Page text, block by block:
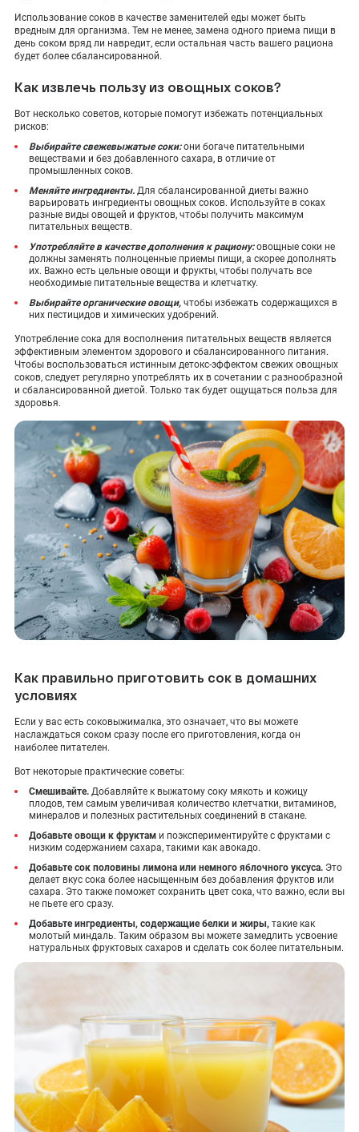
Использование соков в качестве заменителей еды может быть
вредным для организма. Тем не менее, замена одного приема пищи в
день соком вряд ли навредит, если остальная часть вашего рациона
будет более сбалансированной.
Как извлечь пользу из овощных соков?
Вот несколько советов, которые помогут избежать потенциальных
рисков:
Выбирайте свежевыжатые соки:они богаче питательными
веществами и без добавленного сахара, в отличие от
промышленных соков.
Меняйте ингредиенты. Для сбалансированной диеты важно
варьировать ингредиенты овощных соков. Используйте в соках
разные виды овощей и фруктов, чтобы получить максимум
питательных веществ.
Употребляйте в качестве дополнения к рациону:овощные соки не
должны заменять полноценные приемы пищи, а скорее дополнять
их. Важно есть цельные овощи и фрукты, чтобы получать все
необходимые питательные вещества и клетчатку.
Выбирайте органические овощи, чтобы избежать содержащихся в
них пестицидов и химических удобрений.
Употребление сока для восполнения питательных веществ является
эффективным элементом здорового и сбалансированного питания.
Чтобы воспользоваться истинным детокс-эффектом свежих овощных
соков, следует регулярно употреблять их в сочетании с разнообразной
и сбалансированной диетой. Только так будет ощущаться польза для
здоровья.
Как правильно приготовить сок в домашних
условиях
Если у вас есть соковыжималка, это означает, что вы можете
наслаждаться соком сразу после его приготовления, когда он
наиболее питателен.
Вот некоторые практические советы:
Смешивайте. Добавляйте к выжатому соку мякоть и кожицу
плодов, тем самым увеличивая количество клетчатки, витаминов,
минералов и полезных растительных соединений в стакане.
Добавьте овощи к фруктам и поэкспериментируйте с фруктами с
низким содержанием сахара, такими как авокадо.
Добавьте сок половины лимона или немного яблочного уксуса. Это
делает вкус сока более насыщенным без добавления фруктов или
сахара. Это также поможет сохранить цвет сока, что важно, если вы
не пьете его сразу.
Добавьте ингредиенты, содержащие белки и жиры, такие как
молотый миндаль. Таким образом вы можете замедлить усвоение
натуральных фруктовых сахаров и сделать сок более питательным.